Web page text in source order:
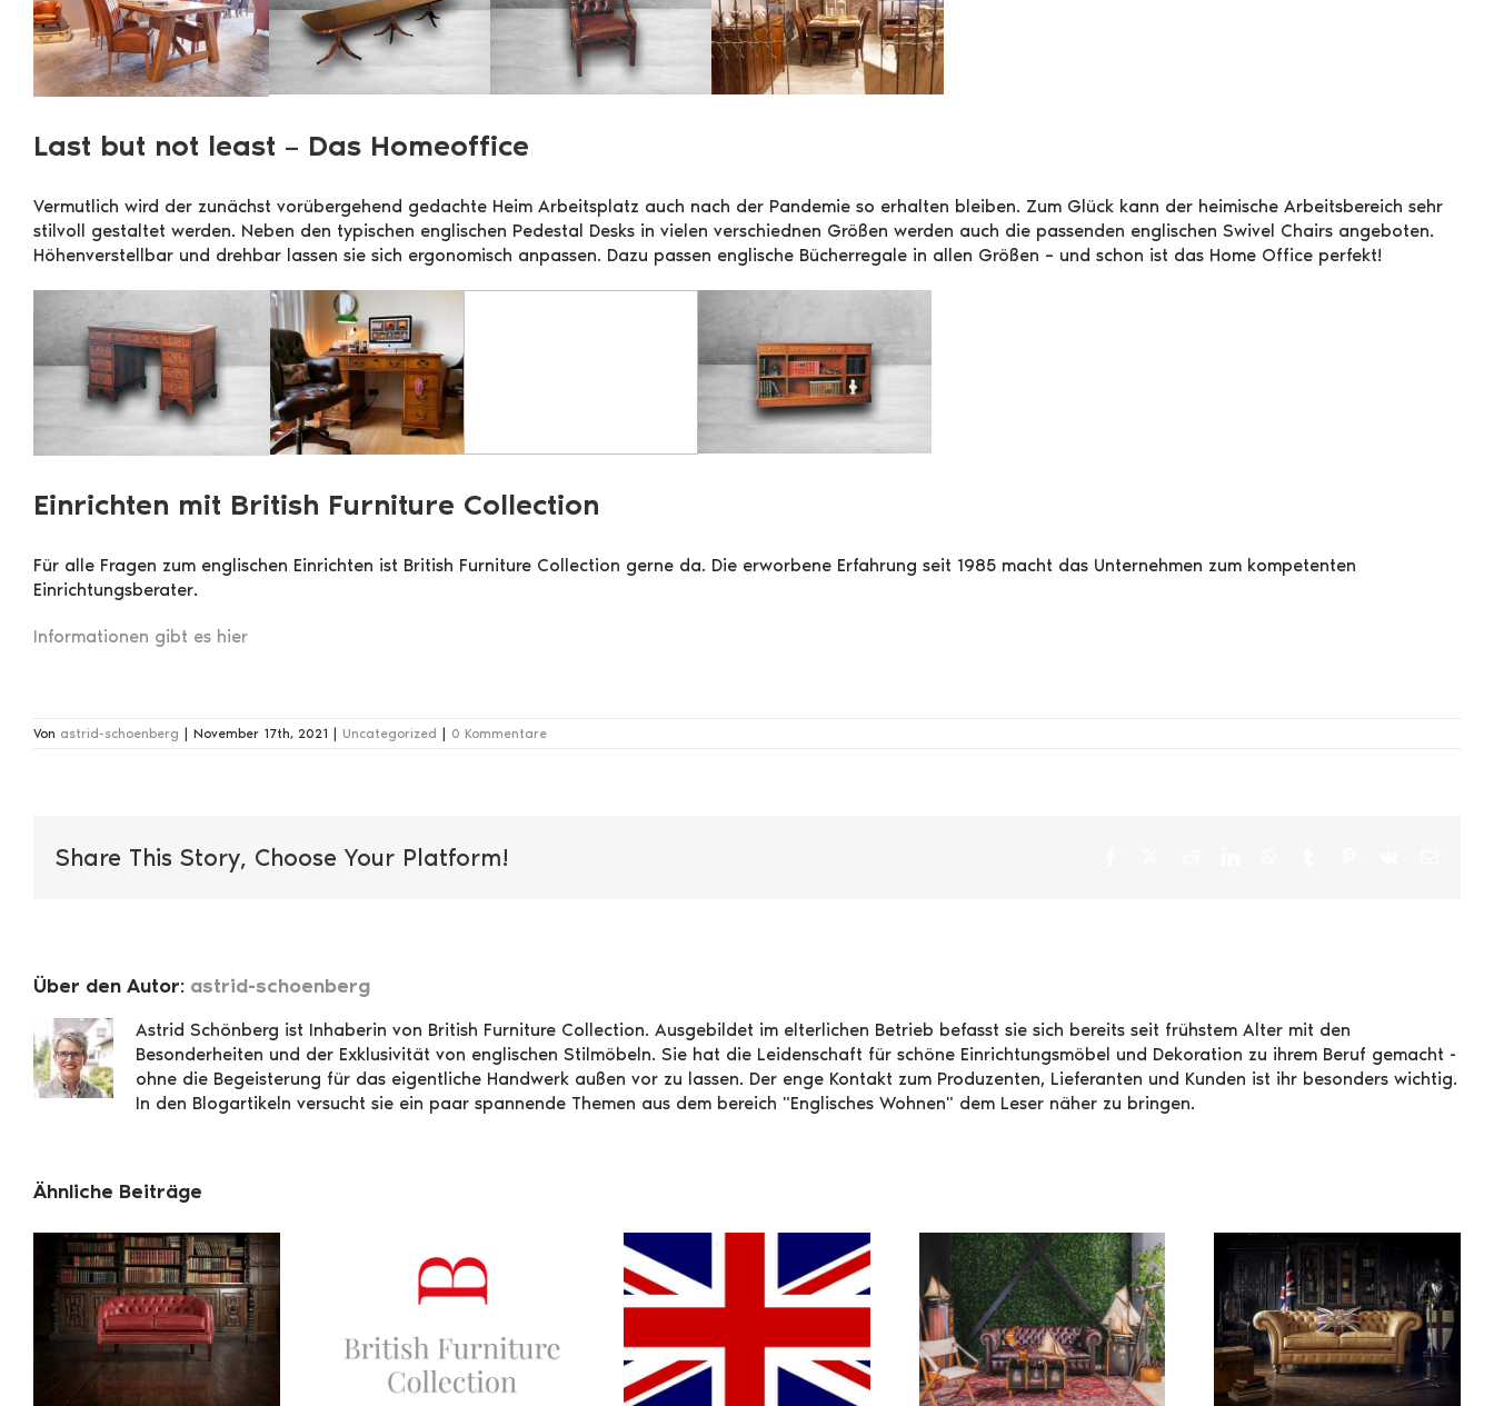
Last but not least – Das Homeoffice
Vermutlich wird der zunächst vorübergehend gedachte Heim Arbeitsplatz auch nach der Pandemie so erhalten bleiben. Zum Glück kann der heimische Arbeitsbereich sehr
stilvoll gestaltet werden. Neben den typischen englischen Pedestal Desks in vielen verschiednen Größen werden auch die passenden englischen Swivel Chairs angeboten.
Höhenverstellbar und drehbar lassen sie sich ergonomisch anpassen. Dazu passen englische Bücherregale in allen Größen – und schon ist das Home Office perfekt!
Einrichten mit British Furniture Collection
Für alle Fragen zum englischen Einrichten ist British Furniture Collection gerne da. Die erworbene Erfahrung seit 1985 macht das Unternehmen zum kompetenten
Einrichtungsberater.
Informationen gibt es hier
Von astrid-schoenberg | November 17th, 2021 | Uncategorized | 0 Kommentare
Share This Story, Choose Your Platform!
Über den Autor: astrid-schoenberg
Astrid Schönberg ist Inhaberin von British Furniture Collection. Ausgebildet im elterlichen Betrieb befasst sie sich bereits seit frühstem Alter mit den
Besonderheiten und der Exklusivität von englischen Stilmöbeln. Sie hat die Leidenschaft für schöne Einrichtungsmöbel und Dekoration zu ihrem Beruf gemacht -
ohne die Begeisterung für das eigentliche Handwerk außen vor zu lassen. Der enge Kontakt zum Produzenten, Lieferanten und Kunden ist ihr besonders wichtig.
In den Blogartikeln versucht sie ein paar spannende Themen aus dem bereich "Englisches Wohnen" dem Leser näher zu bringen.
Ähnliche Beiträge